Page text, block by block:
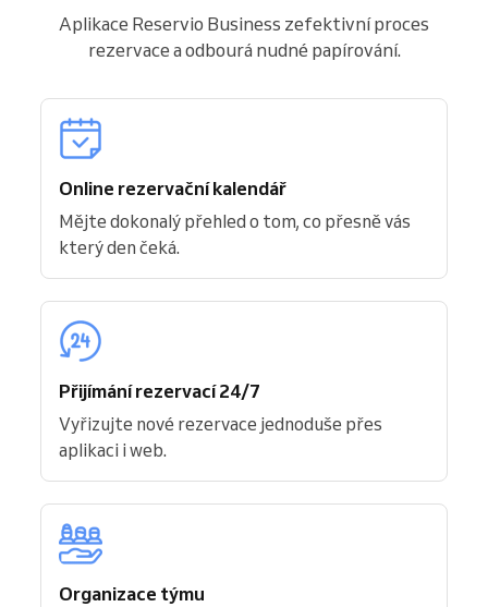
Aplikace Reservio Business zefektivní proces
rezervace a odbourá nudné papírování.
Online rezervační kalendář
Mějte dokonalý přehled o tom, co přesně vás
který den čeká.
Přijímání rezervací 24/7
Vyřizujte nové rezervace jednoduše přes
aplikaci i web.
Organizace týmu